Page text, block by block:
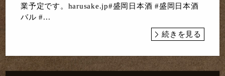
業予定です。harusake.jp#盛岡日本酒 #盛岡日本酒
バル #...
続きを見る